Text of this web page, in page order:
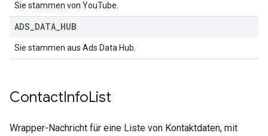
Sie stammen von YouTube.
ADS DATA HUB
Sie stammen aus Ads Data Hub.
ContactInfoList
Wrapper-Nachricht für eine Liste von Kontaktdaten, mit